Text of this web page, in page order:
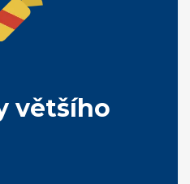
většího